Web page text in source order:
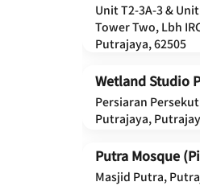
Unit T2-3A-3 &
Tower Two, Lbh
Putrajaya, 62505
Wetland Studio
Persiaran
Putrajaya,
Putra Mosque
Masjid Putra,